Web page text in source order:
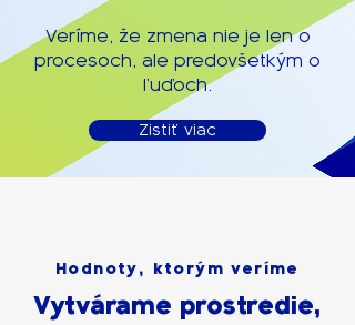
Veríme, že zmena nie je len o
procesoch, ale predovšetkým o
ľuďoch.
Zistiť viac
Hodnoty, ktorým veríme
Vytvárame prostredie,